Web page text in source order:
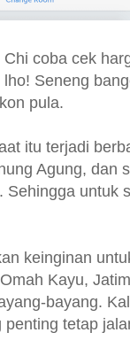
coba cek
Seneng
pula.
itu terjadi
Agung, dan
untuk
keinginan
Kayu,
bayang.
tetap